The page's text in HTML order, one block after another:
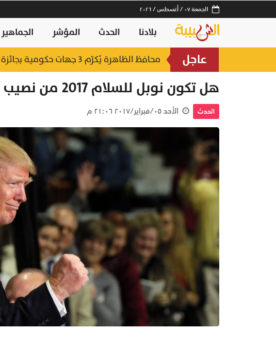
الجمعة ٠٧ / أغسطس / ٢٠٢٦
بلادنا الحدث المؤشر الجماهير
عاجل محافظ الظاهرة يُكرّم 3 جهات حكومية بجائزة "أفضل منفذ تقديم خدمة" لعام 2025
هل تكون نوبل للسلام 2017 من نصيب ترامب؟
الحدث الأحد ٠٥/فبراير/٢٠١٧ ٢١:٠٦ م